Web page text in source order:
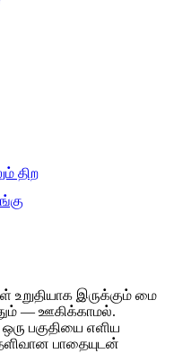
திற
உறுதியாக இருக்கும் மை
— ஊகிக்காமல்.
பகுதியை எளிய
பாதையுடன்